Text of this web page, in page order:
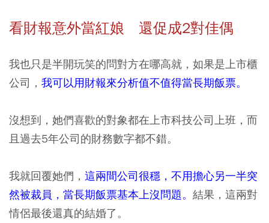
看財報意外當紅娘 還促成2對佳偶
我也只是半開玩笑的問對方在哪高就，如果是上市櫃
公司， 我可以用財報來分析值不值得當長期飯票。
沒想到，她們喜歡的對象都在上市科技公司上班，而
且過去5年公司的財務數字都不錯。
我就回覆她們， 這兩間公司很穩，不用擔心另一半突
然被裁員，當長期飯票基本上沒問題。 結果， 這兩對
情侶最後還真的結婚了。